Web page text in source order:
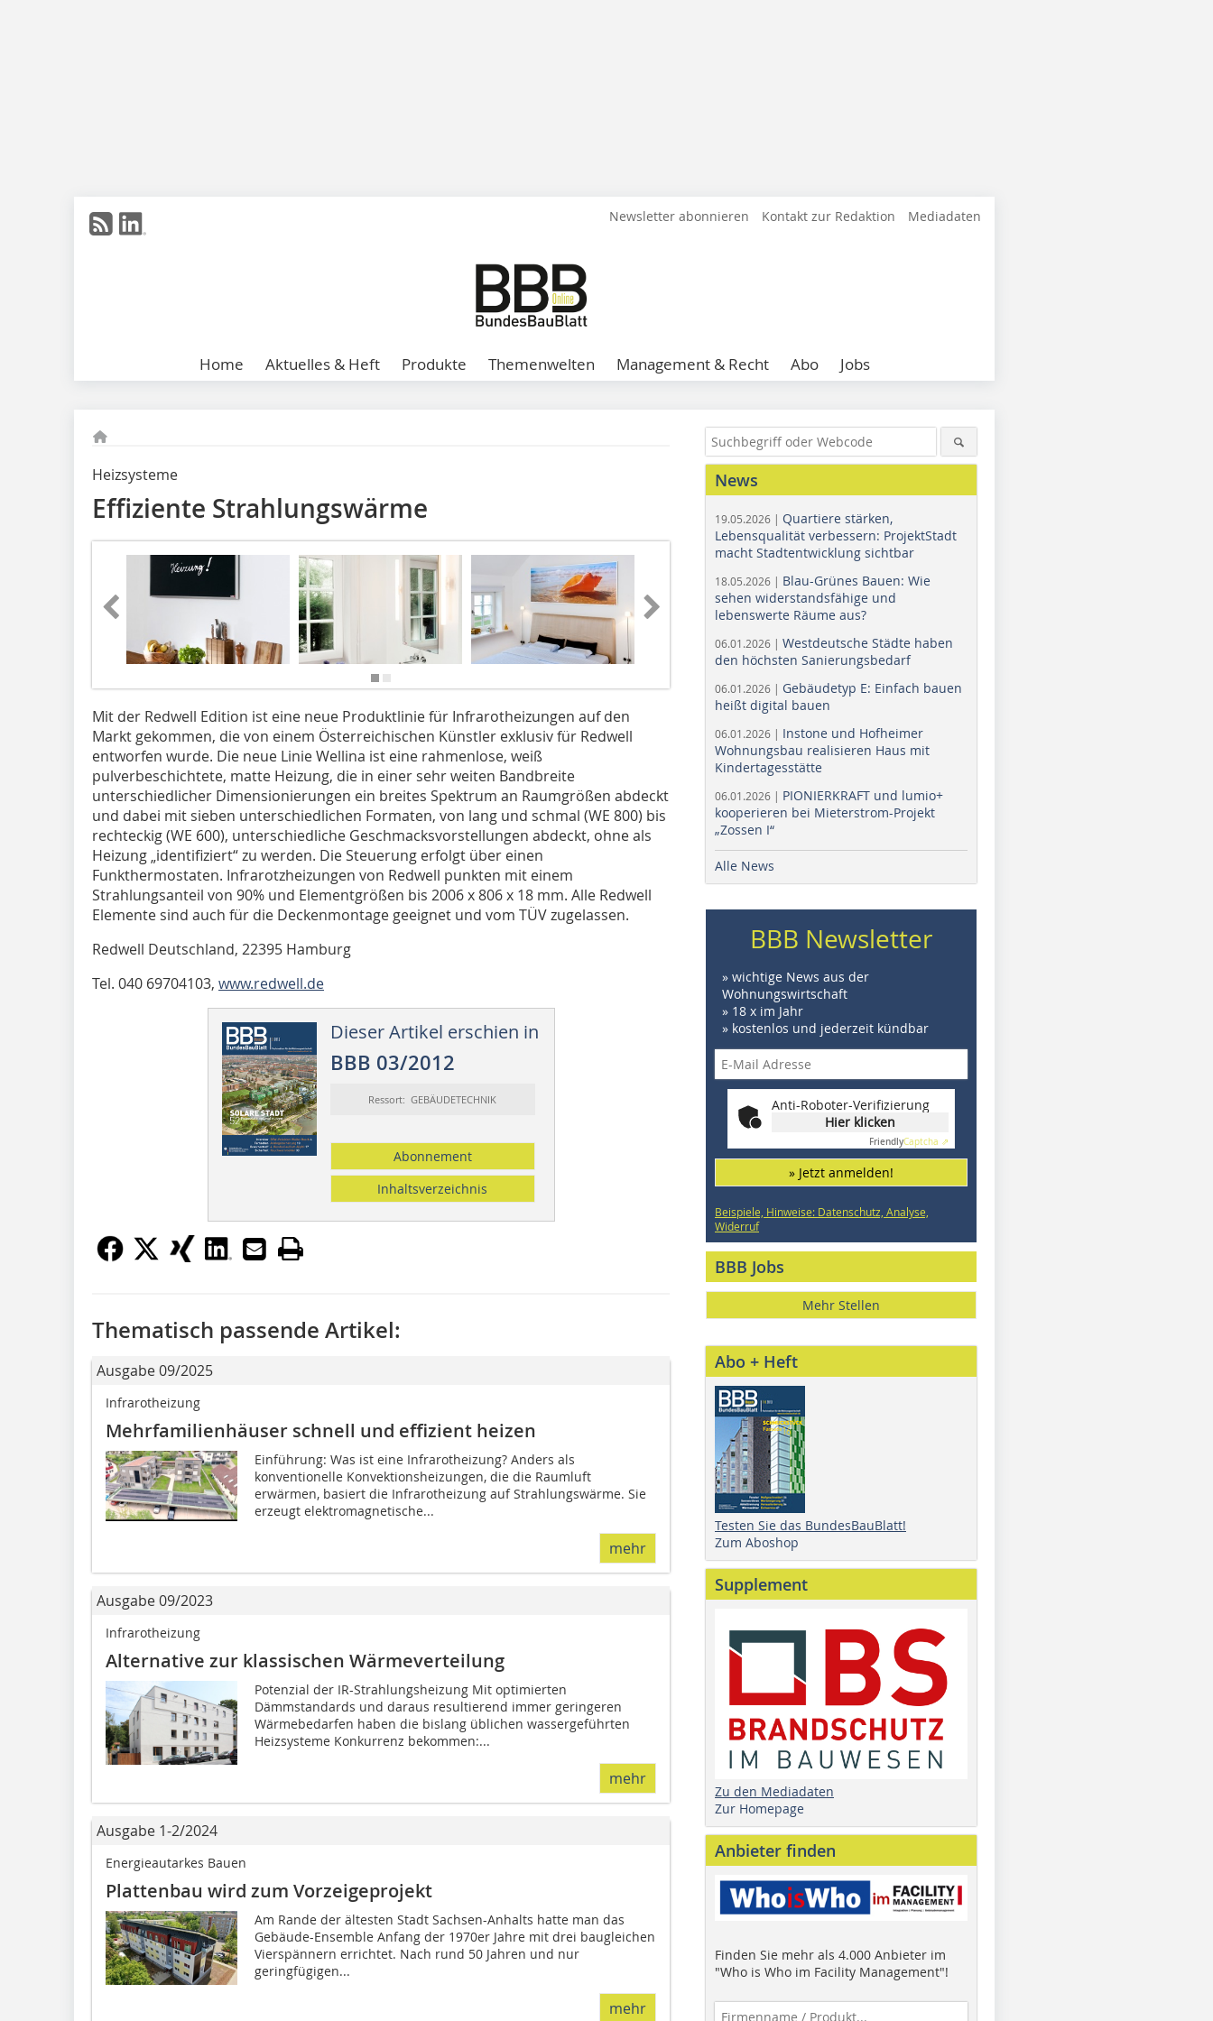
Newsletter abonnieren Kontakt zur Redaktion Mediadaten
Home Aktuelles & Heft Produkte Themenwelten Management & Recht Abo Jobs
Heizsysteme
Effiziente Strahlungswärme
Mit der Redwell Edition ist eine neue Produktlinie für Infrarotheizungen auf den
Markt gekommen, die von einem Österreichischen Künstler exklusiv für Redwell
entworfen wurde. Die neue Linie Wellina ist eine rahmenlose, weiß
pulverbeschichtete, matte Heizung, die in einer sehr weiten Bandbreite
unterschiedlicher Di­­mensionierungen ein breites Spekt­rum an Raumgrößen abd­eckt
und dabei mit sieben unterschiedlichen Formaten, von lang und schmal (WE 800) bis
rechteckig (WE 600), unterschiedliche Geschmacksvorstellungen ab­­deckt, ohne als
Heizung „identifiziert“ zu werden. Die Steuerung erfolgt über einen
Funkthermostaten. Infrarotzheizungen von Redwell punkten mit einem
Strahlungsanteil von 90% und Elementgrößen bis 2006 x 806 x 18 mm. Alle Redwell
Elemente sind auch für die ­Deckenmontage geeignet und vom TÜV zugelassen.
Redwell Deutschland, 22395 Hamburg
Tel. 040 69704103, www.redwell.de
Dieser Artikel erschien in
BBB 03/2012
Ressort: GEBÄUDETECHNIK
Abonnement
Inhaltsverzeichnis
Thematisch passende Artikel:
Ausgabe 09/2025
Infrarotheizung
Mehrfamilienhäuser schnell und effizient heizen
Einführung: Was ist eine Infrarotheizung? Anders als
konventionelle Konvektionsheizungen, die die Raumluft
erwärmen, basiert die Infrarotheizung auf Strahlungswärme. Sie
erzeugt elektromagnetische...
mehr
Ausgabe 09/2023
Infrarotheizung
Alternative zur klassischen Wärmeverteilung
Potenzial der IR-Strahlungsheizung Mit optimierten
Dämmstandards und daraus resultierend immer geringeren
Wärmebedarfen haben die bislang üblichen wassergeführten
Heizsysteme Konkurrenz bekommen:...
mehr
Ausgabe 1-2/2024
Energieautarkes Bauen
Plattenbau wird zum Vorzeigeprojekt
Am Rande der ältesten Stadt Sachsen-Anhalts hatte man das
Gebäude-Ensemble Anfang der 1970er Jahre mit drei baugleichen
Vierspännern errichtet. Nach rund 50 Jahren und nur
geringfügigen...
mehr
News
19.05.2026 | Quartiere stärken,
Lebensqualität verbessern: ProjektStadt
macht Stadtentwicklung sichtbar
18.05.2026 | Blau-Grünes Bauen: Wie
sehen widerstandsfähige und
lebenswerte Räume aus?
06.01.2026 | Westdeutsche Städte haben
den höchsten Sanierungsbedarf
06.01.2026 | Gebäudetyp E: Einfach bauen
heißt digital bauen
06.01.2026 | Instone und Hofheimer
Wohnungsbau realisieren Haus mit
Kindertagesstätte
06.01.2026 | PIONIERKRAFT und lumio+
kooperieren bei Mieterstrom-Projekt
„Zossen I“
Alle News
BBB Newsletter
» wichtige News aus der
Wohnungswirtschaft
» 18 x im Jahr
» kostenlos und jederzeit kündbar
Anti-Roboter-Verifizierung
Hier klicken
FriendlyCaptcha ⇗
» Jetzt anmelden!
Beispiele, Hinweise: Datenschutz, Analyse,
Widerruf
BBB Jobs
Mehr Stellen
Abo + Heft
Testen Sie das BundesBauBlatt!
Zum Aboshop
Supplement
Zu den Mediadaten
Zur Homepage
Anbieter finden
Finden Sie mehr als 4.000 Anbieter im
"Who is Who im Facility Management"!